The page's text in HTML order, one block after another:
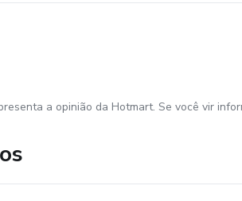
a opinião da Hotmart. Se você vir